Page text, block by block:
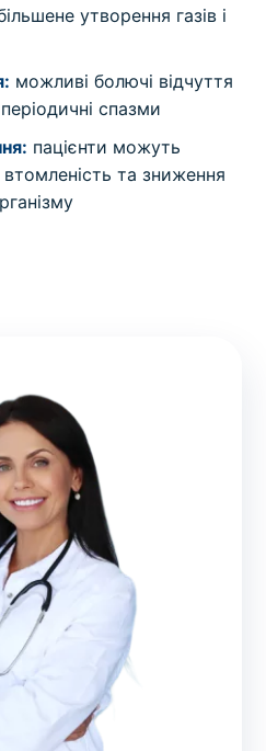
утворення газів і
можливі болючі відчуття
спазми
пацієнти можуть
втомленість та зниження